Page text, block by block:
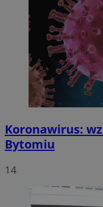
Koronawirus:
Bytomiu
14